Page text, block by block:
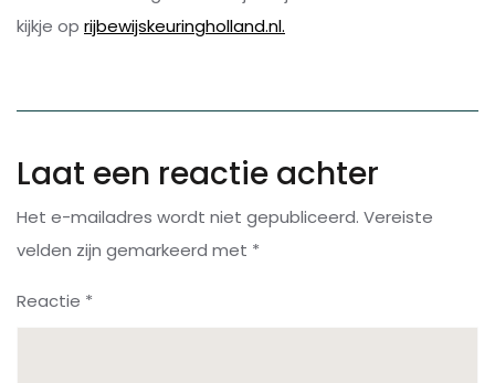
kijkje op rijbewijskeuringholland.nl.
Laat een reactie achter
Het e-mailadres wordt niet gepubliceerd. Vereiste
velden zijn gemarkeerd met *
Reactie *